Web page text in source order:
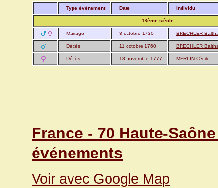
Type événement Date Individu
18ème siècle
Mariage 3 octobre 1730 BRECHLER
Décès 11 octobre 1760 BRECHLER
Décès 18 novembre 1777 MERLIN Cécile
France - 70 Haute-
événements
Voir avec Google Map